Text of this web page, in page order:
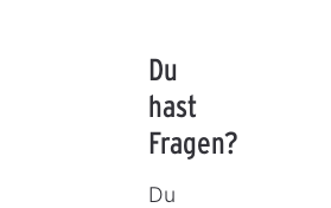
Du
hast
Fragen?
Du